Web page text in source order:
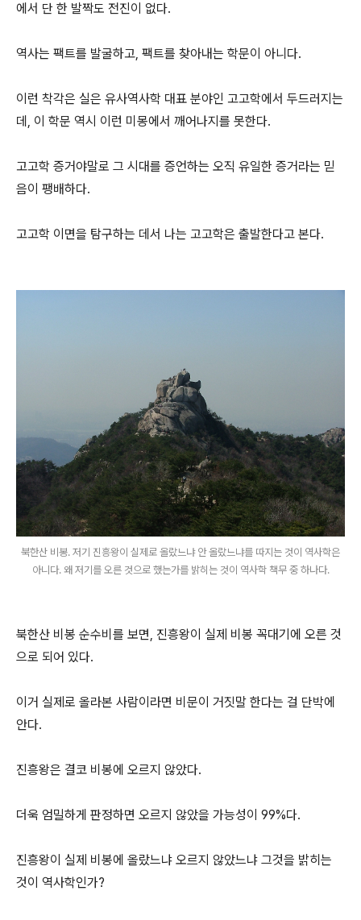
에서 단 한 발짝도 전진이 없다.
역사는 팩트를 발굴하고, 팩트를 찾아내는 학문이 아니다.
이런 착각은 실은 유사역사학 대표 분야인 고고학에서 두드러지는
데, 이 학문 역시 이런 미몽에서 깨어나지를 못한다.
고고학 증거야말로 그 시대를 증언하는 오직 유일한 증거라는 믿
음이 팽배하다.
고고학 이면을 탐구하는 데서 나는 고고학은 출발한다고 본다.
북한산 비봉. 저기 진흥왕이 실제로 올랐느냐 안 올랐느냐를 따지는 것이 역사학은
아니다. 왜 저기를 오른 것으로 했는가를 밝히는 것이 역사학 책무 중 하나다.
북한산 비봉 순수비를 보면, 진흥왕이 실제 비봉 꼭대기에 오른 것
으로 되어 있다.
이거 실제로 올라본 사람이라면 비문이 거짓말 한다는 걸 단박에
안다.
진흥왕은 결코 비봉에 오르지 않았다.
더욱 엄밀하게 판정하면 오르지 않았을 가능성이 99%다.
진흥왕이 실제 비봉에 올랐느냐 오르지 않았느냐 그것을 밝히는
것이 역사학인가?